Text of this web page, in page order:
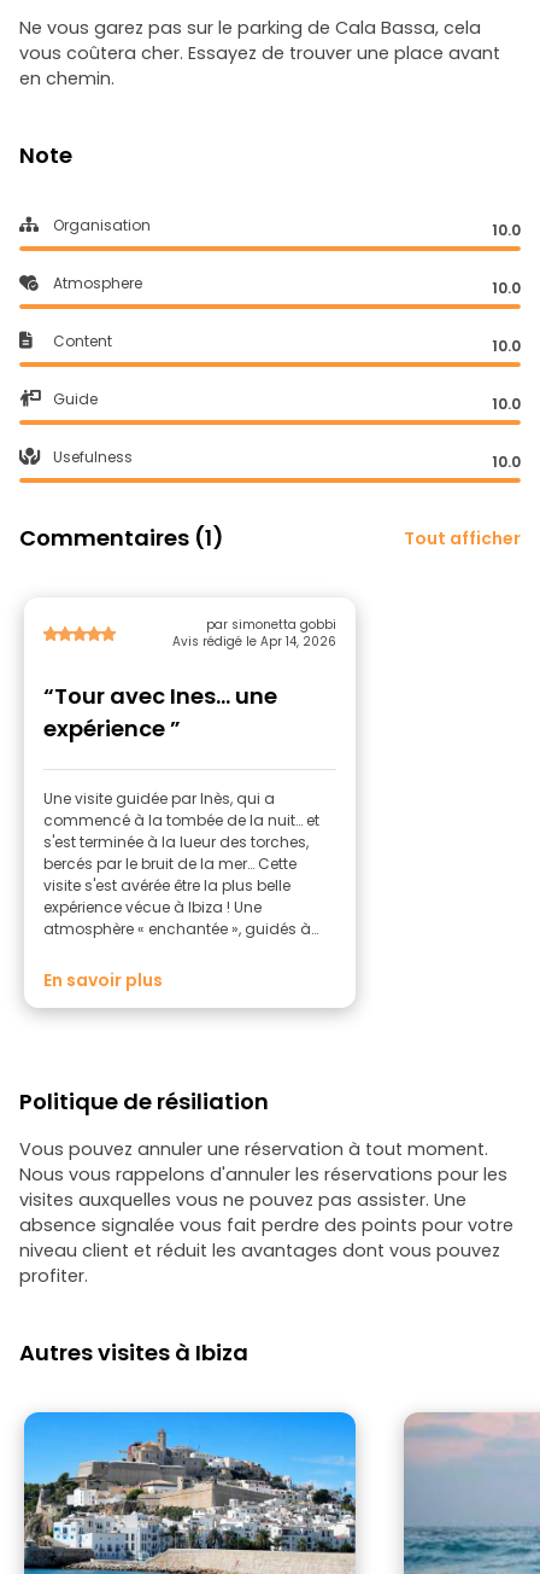
Ne vous garez pas sur le parking de Cala Bassa, cela
vous coûtera cher. Essayez de trouver une place avant
en chemin.
Note
Organisation 10.0
Atmosphere 10.0
Content 10.0
Guide 10.0
Usefulness 10.0
Commentaires (1) Tout afficher
par simonetta gobbi
Avis rédigé le Apr 14, 2026
“Tour avec Ines... une
expérience ”
Une visite guidée par Inès, qui a
commencé à la tombée de la nuit… et
s'est terminée à la lueur des torches,
bercés par le bruit de la mer… Cette
visite s'est avérée être la plus belle
expérience vécue à Ibiza ! Une
atmosphère « enchantée », guidés à
souffle et des beautés naturelles qui
nous ont laissés sans voix ! Notre guide
nous a emmenés à la découverte de
entourait. Merci à Ines pour la passion
transmises à travers son savoir, et
merci aussi à son petit Aluni qui, par sa
présence discrète et agréable, nous a
ouvert la voie pour découvrir la
merveilleuse côte de Cala Bassa. Une
guide très empathique et compétente,
tant sur le plan culturel qu'en tant
En savoir plus
Politique de résiliation
Vous pouvez annuler une réservation à tout moment.
Nous vous rappelons d'annuler les réservations pour les
visites auxquelles vous ne pouvez pas assister. Une
absence signalée vous fait perdre des points pour votre
niveau client et réduit les avantages dont vous pouvez
profiter.
Autres visites à Ibiza